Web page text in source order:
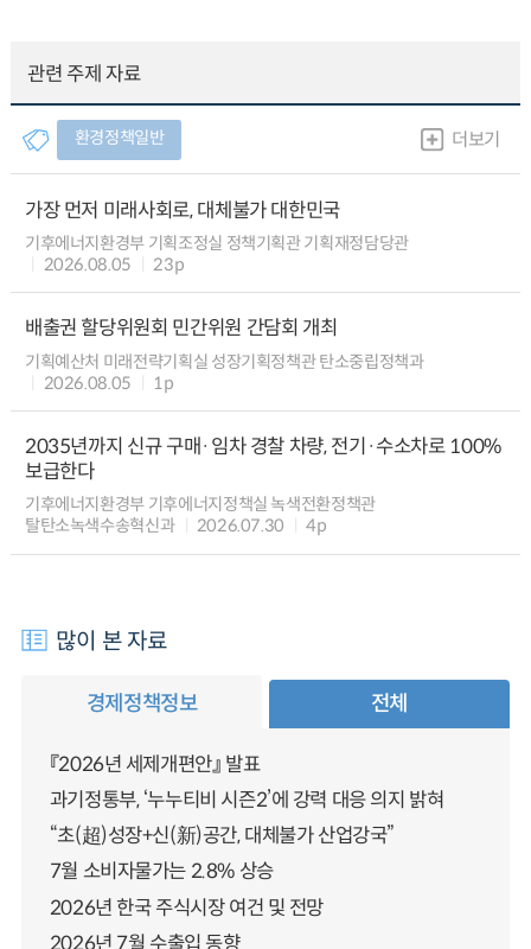
관련 주제 자료
환경정책일반 더보기
가장 먼저 미래사회로, 대체불가 대한민국
기후에너지환경부 기획조정실 정책기획관 기획재정담당관
2026.08.05
23p
배출권 할당위원회 민간위원 간담회 개최
기획예산처 미래전략기획실 성장기획정책관 탄소중립정책과
2026.08.05
1p
2035년까지 신규 구매·임차 경찰 차량, 전기·수소차로 100%
보급한다
기후에너지환경부 기후에너지정책실 녹색전환정책관
탈탄소녹색수송혁신과
2026.07.30 4p
많이 본 자료
경제정책정보 전체
『2026년 세제개편안』 발표
과기정통부, ‘누누티비 시즌2’에 강력 대응 의지 밝혀
“초(超)성장+신(新)공간, 대체불가 산업강국”
7월 소비자물가는 2.8% 상승
2026년 한국 주식시장 여건 및 전망
2026년 7월 수출입 동향